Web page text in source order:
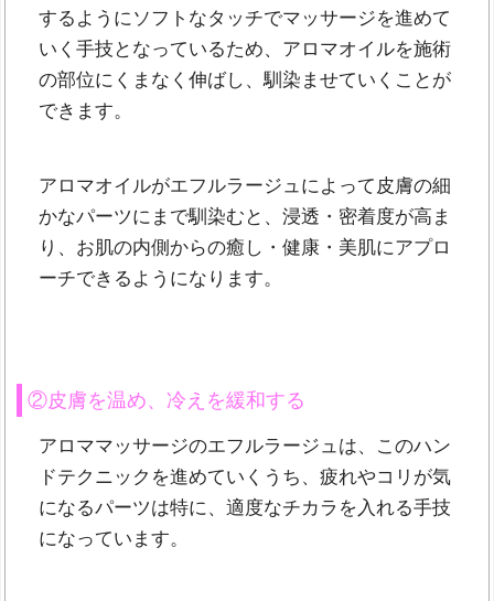
するようにソフトなタッチでマッサージを進めて
いく手技となっているため、アロマオイルを施術
の部位にくまなく伸ばし、馴染ませていくことが
できます。
アロマオイルがエフルラージュによって皮膚の細
かなパーツにまで馴染むと、浸透・密着度が高ま
り、お肌の内側からの癒し・健康・美肌にアプロ
ーチできるようになります。
②皮膚を温め、冷えを緩和する
アロママッサージのエフルラージュは、このハン
ドテクニックを進めていくうち、疲れやコリが気
になるパーツは特に、適度なチカラを入れる手技
になっています。